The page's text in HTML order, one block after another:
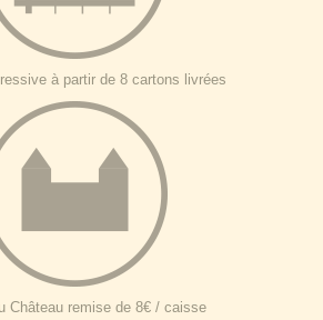
à partir de 8 cartons livrées
Château remise de 8€ / caisse